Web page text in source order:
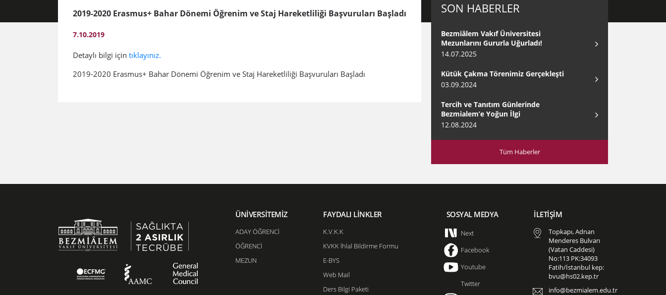
2019-2020 Erasmus+ Bahar Dönemi Öğrenim ve Staj Hareketliliği Başvuruları Başladı
7.10.2019
​Detaylı bilgi için tıklayınız.​
2019-2020 Erasmus+ Bahar Dönemi Öğrenim ve Staj Hareketliliği Başvuruları Başladı
SON HABERLER
Bezmiâlem Vakıf Üniversitesi
Mezunlarını Gururla Uğurladı!
14.07.2025
Kütük Çakma Törenimiz Gerçekleşti
03.09.2024
Tercih ve Tanıtım Günlerinde
Bezmialem’e Yoğun İlgi
12.08.2024
Tüm Haberler
ÜNİVERSİTEMİZ
ADAY ÖĞRENCİ
ÖĞRENCİ
MEZUN
FAYDALI LİNKLER
K.V.K.K
KVKK İhlal Bildirme Formu
E-BYS
Web Mail
Ders Bilgi Paketi
SOSYAL MEDYA
Next
Facebook
Youtube
Twitter
İLETİŞİM
Topkapı, Adnan
Menderes Bulvarı
(Vatan Caddesi)
No:113 PK:34093
Fatih/İstanbul kep:
bvu@hs02.kep.tr
info@bezmialem.edu.tr